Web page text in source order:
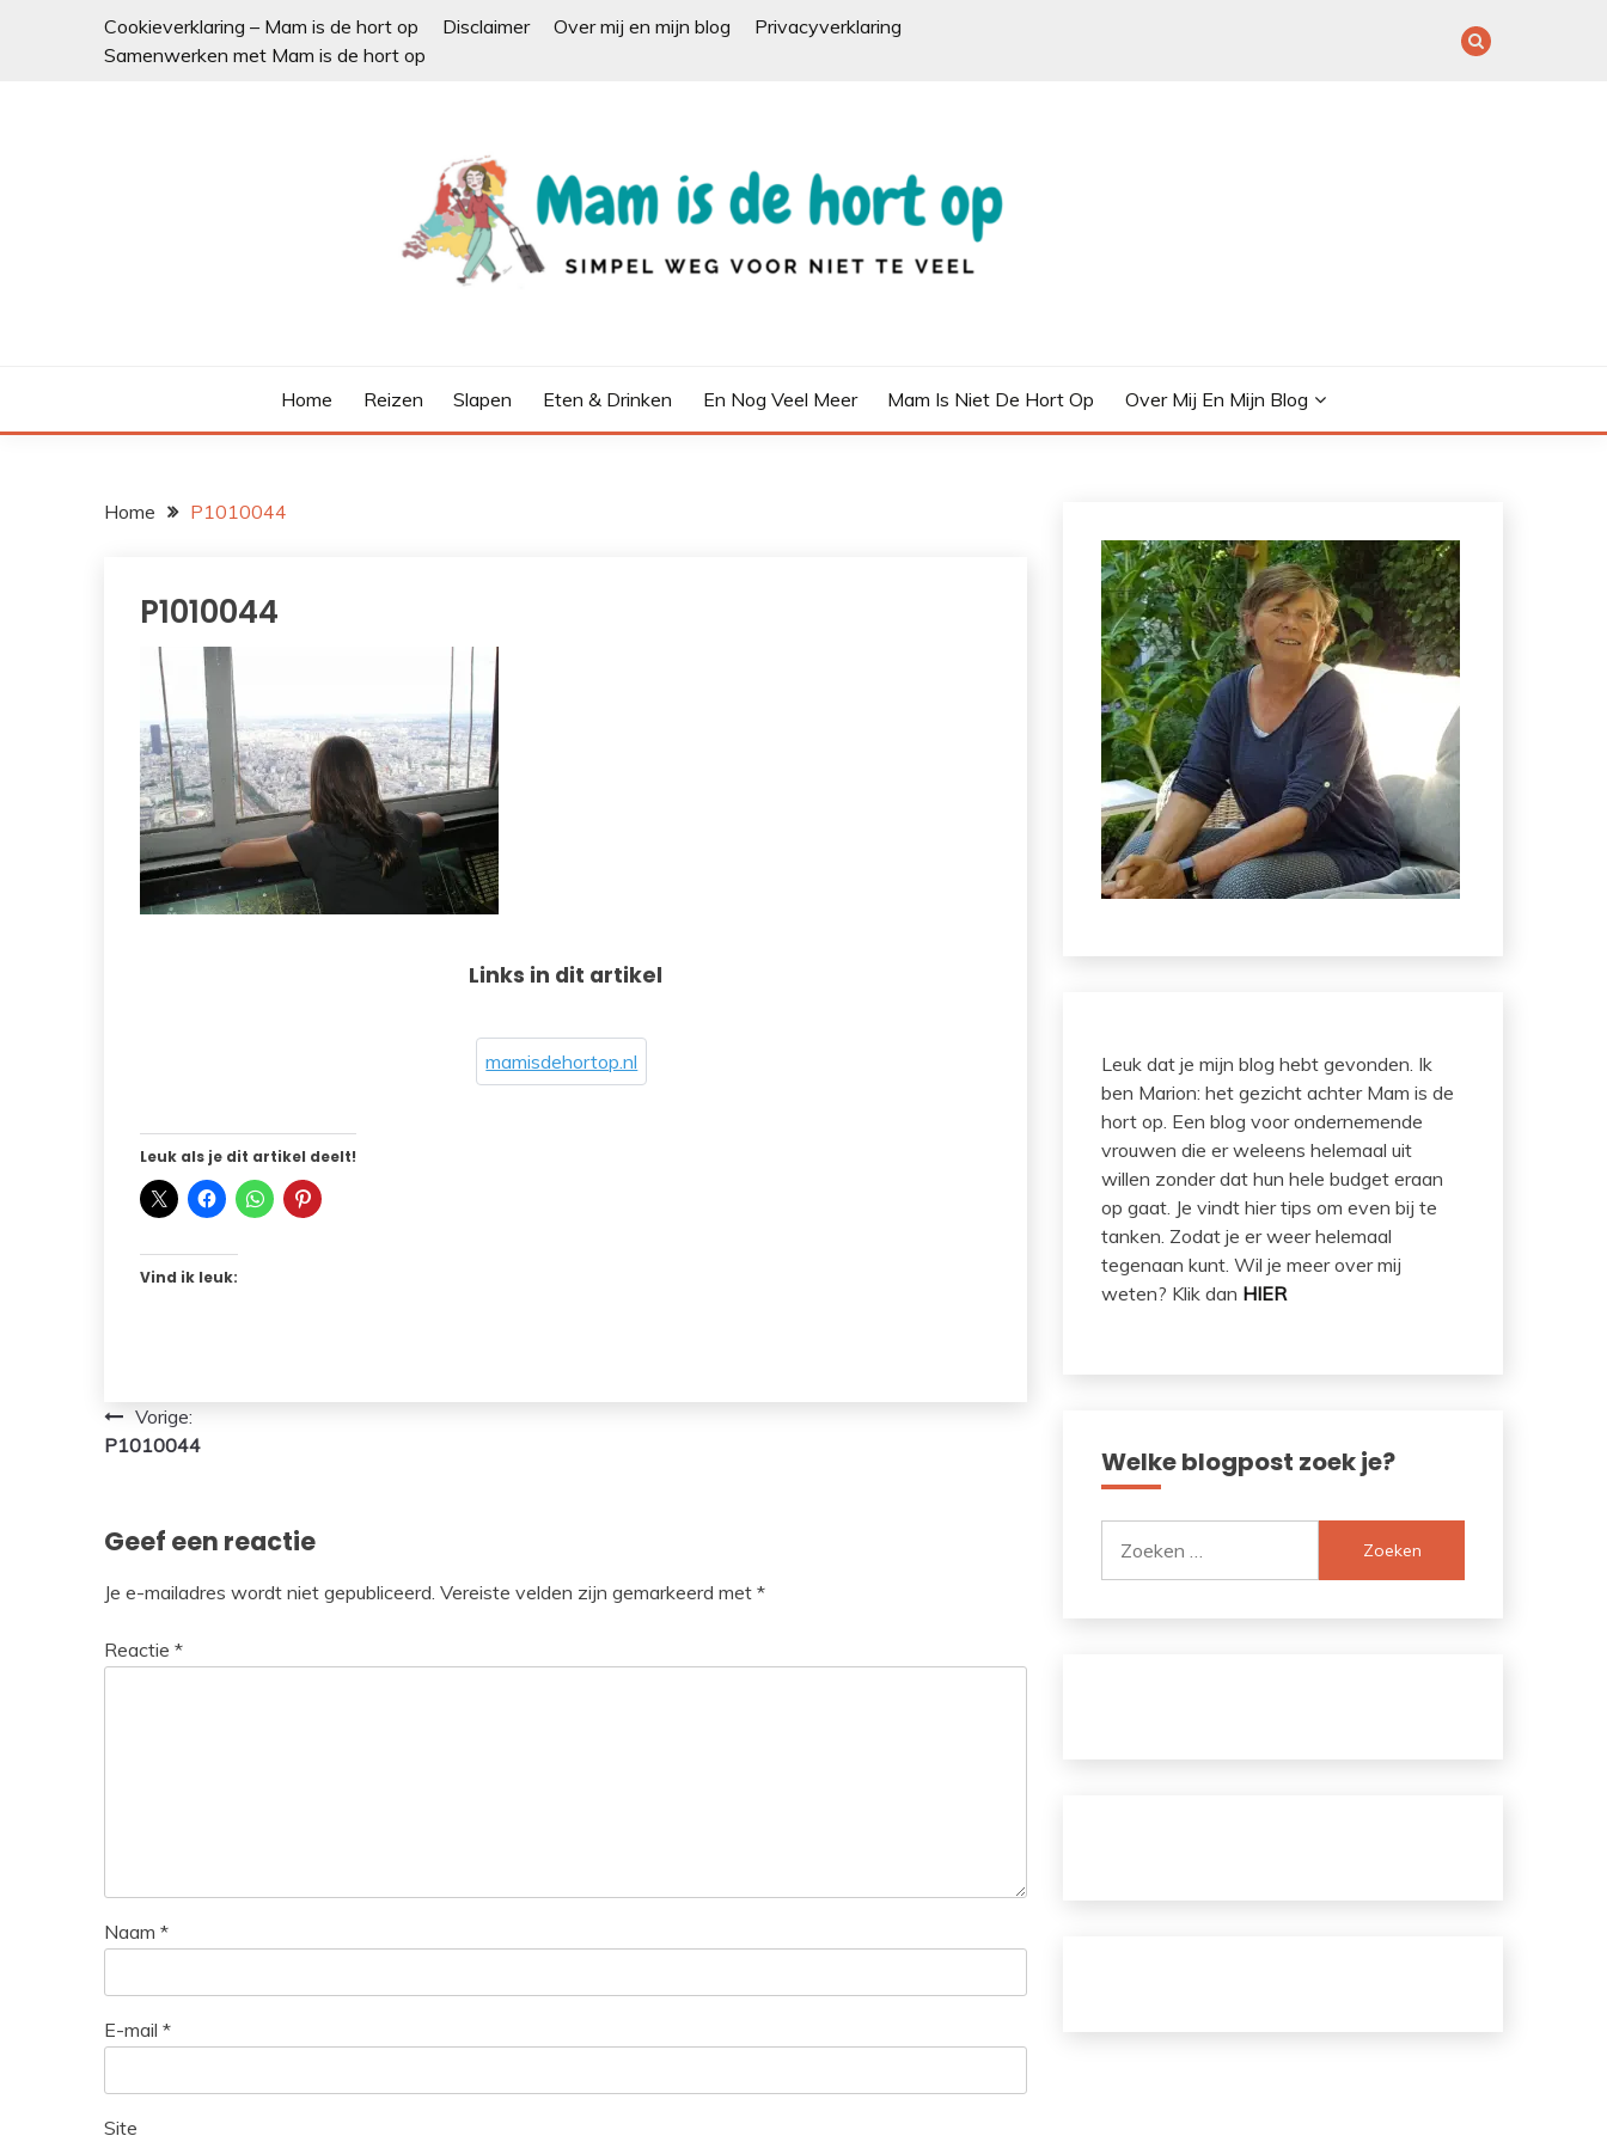
Cookieverklaring – Mam is de hort op Disclaimer Over mij en mijn blog
Privacyverklaring
Samenwerken met Mam is de hort op
Home Reizen Slapen Eten & Drinken En Nog Veel Meer Mam Is Niet De Hort Op Over Mij En Mijn Blog
Home P1010044
P1010044
Links in dit artikel
mamisdehortop.nl
Leuk als je dit artikel deelt!
Vind ik leuk:
Bericht
navigatie
Vorige:
P1010044
Geef een reactie
Je e-mailadres wordt niet gepubliceerd. Vereiste velden zijn gemarkeerd met *
Reactie *
Naam *
E-mail *
Site
Leuk dat je mijn blog hebt gevonden. Ik
ben Marion: het gezicht achter Mam is de
hort op. Een blog voor ondernemende
vrouwen die er weleens helemaal uit
willen zonder dat hun hele budget eraan
op gaat. Je vindt hier tips om even bij te
tanken. Zodat je er weer helemaal
tegenaan kunt. Wil je meer over mij
weten? Klik dan HIER
Welke blogpost zoek je?
naar: